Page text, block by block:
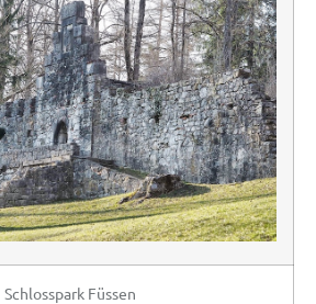
Schlosspark Füssen